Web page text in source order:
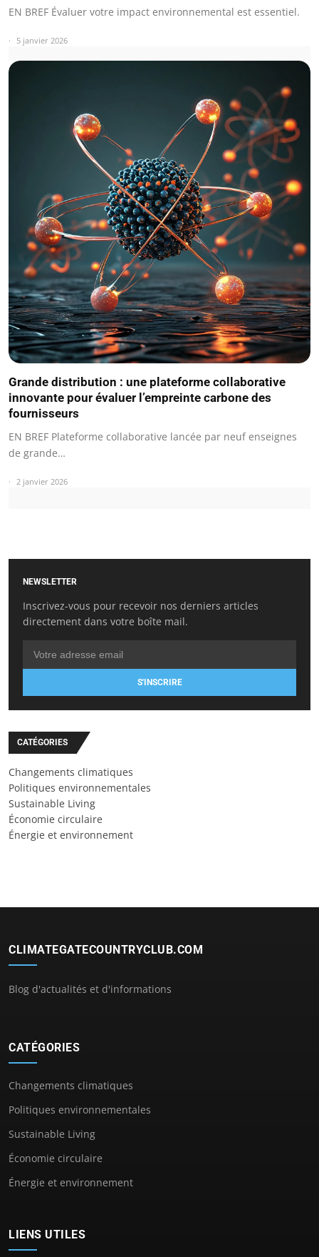
EN BREF Évaluer votre impact environnemental est essentiel.
5 janvier 2026
Grande distribution : une plateforme collaborative
innovante pour évaluer l’empreinte carbone des
fournisseurs
EN BREF Plateforme collaborative lancée par neuf enseignes
de grande…
2 janvier 2026
NEWSLETTER
Inscrivez-vous pour recevoir nos derniers articles
directement dans votre boîte mail.
S'INSCRIRE
CATÉGORIES
Changements climatiques
Politiques environnementales
Sustainable Living
Économie circulaire
Énergie et environnement
CLIMATEGATECOUNTRYCLUB.COM
Blog d'actualités et d'informations
CATÉGORIES
Changements climatiques
Politiques environnementales
Sustainable Living
Économie circulaire
Énergie et environnement
LIENS UTILES